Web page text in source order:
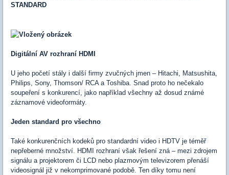
STANDARD
Digitální AV rozhraní HDMI
U jeho početí stály i další firmy zvučných jmen – Hitachi, Matsushita,
Philips, Sony, Thomson/ RCA a Toshiba. Snad proto ho nečekalo
soupeření s konkurencí, jako například všechny až dosud známé
záznamové videoformáty.
Jeden standard pro všechno
Také konkurenčních kodeků pro standardní video i HDTV je téměř
nepřeberné množství. HDMI rozhraní však řešení zná – mezi zdrojem
signálu a projektorem či LCD nebo plazmovým televizorem přenáší
videosignál již v nekomprimované podobě. Ten díky tomu není